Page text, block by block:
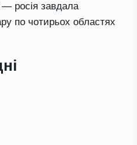
— росія завдала
по чотирьох областях